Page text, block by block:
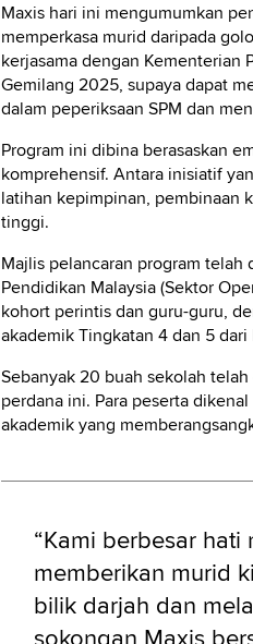
Maxis hari ini mengumumkan
memperkasa murid daripada
kerjasama dengan Kementerian
Gemilang 2025, supaya dapat
dalam peperiksaan SPM dan
Program ini dibina berasaskan
komprehensif. Antara inisiatif
latihan kepimpinan, pembinaan
tinggi.
Majlis pelancaran program telah
Pendidikan Malaysia (Sektor
kohort perintis dan guru-guru,
akademik Tingkatan 4 dan 5 dari
Sebanyak 20 buah sekolah
perdana ini. Para peserta
akademik yang
“Kami berbesar
memberikan murid
bilik darjah dan